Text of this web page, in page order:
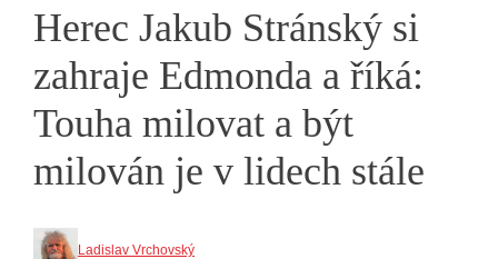
Herec Jakub Stránský si
zahraje Edmonda a říká:
Touha milovat a být
milován je v lidech stále
Ladislav Vrchovský